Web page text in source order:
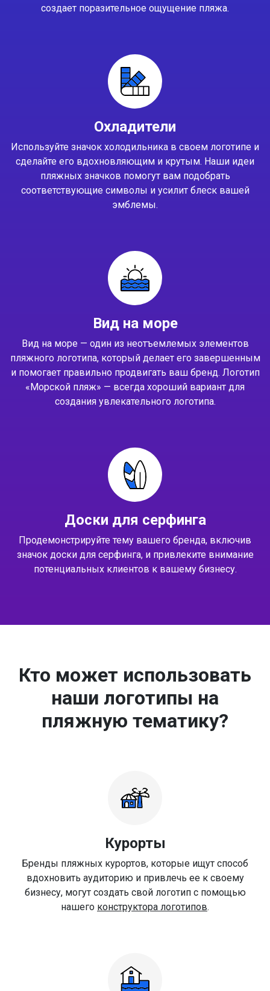
создает поразительное ощущение пляжа.
Охладители
Используйте значок холодильника в своем логотипе и
сделайте его вдохновляющим и крутым. Наши идеи
пляжных значков помогут вам подобрать
соответствующие символы и усилит блеск вашей
эмблемы.
Вид на море
Вид на море — один из неотъемлемых элементов
пляжного логотипа, который делает его завершенным
и помогает правильно продвигать ваш бренд. Логотип
«Морской пляж» — всегда хороший вариант для
создания увлекательного логотипа.
Доски для серфинга
Продемонстрируйте тему вашего бренда, включив
значок доски для серфинга, и привлеките внимание
потенциальных клиентов к вашему бизнесу.
Кто может использовать
наши логотипы на
пляжную тематику?
Курорты
Бренды пляжных курортов, которые ищут способ
вдохновить аудиторию и привлечь ее к своему
бизнесу, могут создать свой логотип с помощью
нашего конструктора логотипов.